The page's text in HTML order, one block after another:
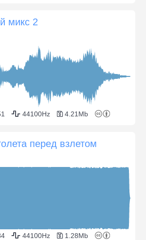
микс 2
44100Hz 4.21Mb
перед взлетом
44100Hz 1.28Mb